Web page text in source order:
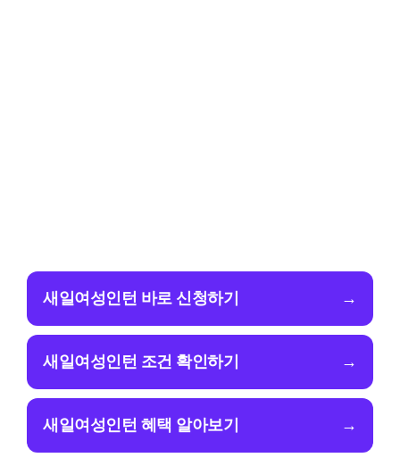
새일여성인턴 바로 신청하기 →
새일여성인턴 조건 확인하기 →
새일여성인턴 혜택 알아보기 →